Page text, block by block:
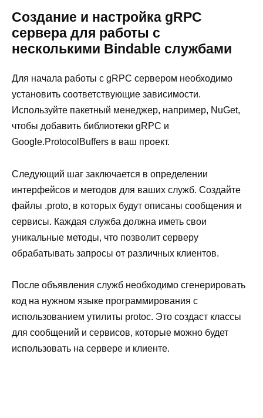
Создание и настройка gRPC
сервера для работы с
несколькими Bindable службами
Для начала работы с gRPC сервером необходимо
установить соответствующие зависимости.
Используйте пакетный менеджер, например, NuGet,
чтобы добавить библиотеки gRPC и
Google.ProtocolBuffers в ваш проект.
Следующий шаг заключается в определении
интерфейсов и методов для ваших служб. Создайте
файлы .proto, в которых будут описаны сообщения и
сервисы. Каждая служба должна иметь свои
уникальные методы, что позволит серверу
обрабатывать запросы от различных клиентов.
После объявления служб необходимо сгенерировать
код на нужном языке программирования с
использованием утилиты protoc. Это создаст классы
для сообщений и сервисов, которые можно будет
использовать на сервере и клиенте.